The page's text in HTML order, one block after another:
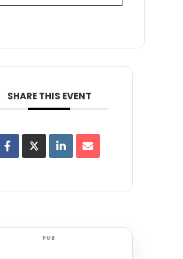
SHARE THIS EVENT
PUB